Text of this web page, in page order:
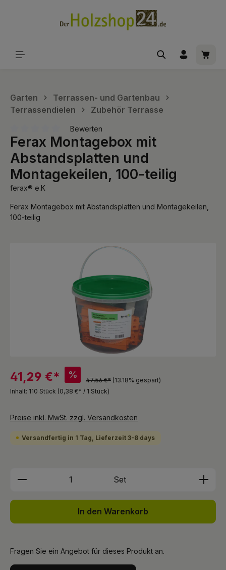
Garten
Terrassen- und Gartenbau
Terrassendielen
Zubehör Terrasse
Durchschnittliche Bewertung von 0 von 5 Sternen
Bewerten
Ferax Montagebox mit
Abstandsplatten und
Montagekeilen, 100-teilig
ferax® e.K
Ferax Montagebox mit Abstandsplatten und Montagekeilen,
100-teilig
Bildergalerie überspringen
41,29 €* %
47,56 €* (13.18% gespart)
Inhalt: 110 Stück (0,38 €* / 1 Stück)
Preise inkl. MwSt. zzgl. Versandkosten
Versandfertig in 1 Tag, Lieferzeit 3-8 days
Produkt Anzahl: Gib den
Set
In den Warenkorb
Fragen Sie ein Angebot für dieses Produkt an.